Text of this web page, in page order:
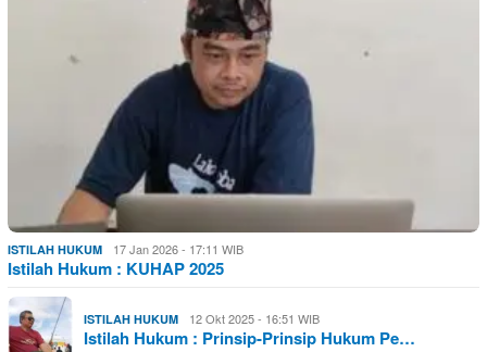
ISTILAH HUKUM 17 Jan 2026 - 17:11 WIB
Istilah Hukum : KUHAP 2025
ISTILAH HUKUM 12 Okt 2025 - 16:51 WIB
Istilah Hukum : Prinsip-Prinsip Hukum Pe…